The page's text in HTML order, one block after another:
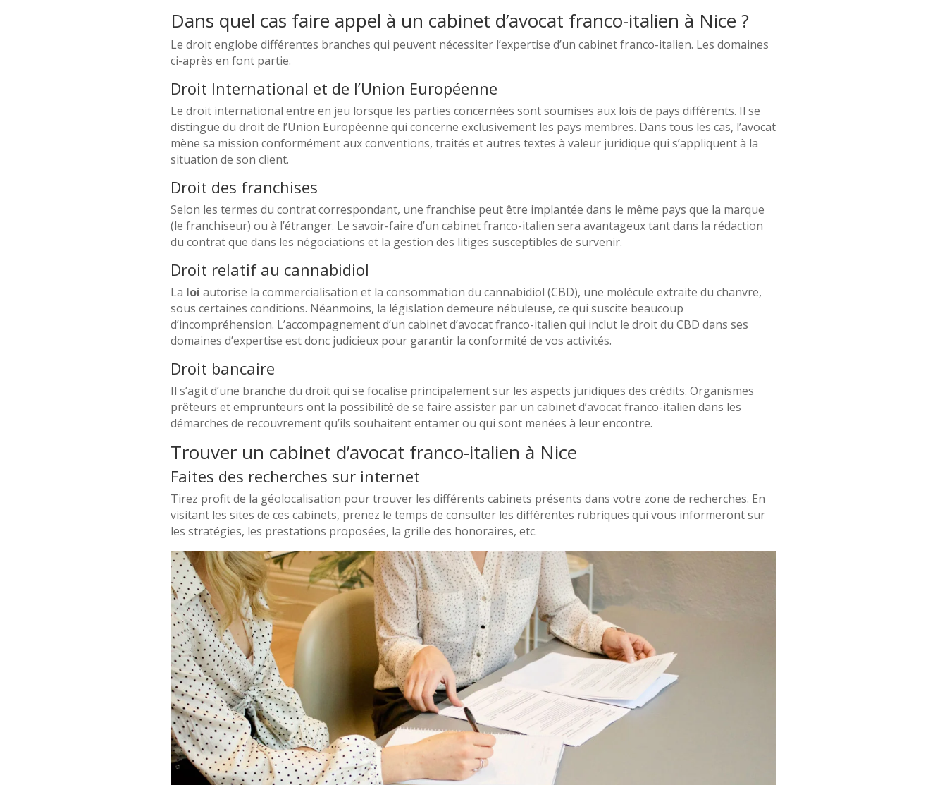
Dans quel cas faire appel à un cabinet d’avocat franco-italien à Nice ?
Le droit englobe différentes branches qui peuvent nécessiter l’expertise d’un cabinet franco-italien. Les domaines
ci-après en font partie.
Droit International et de l’Union Européenne
Le droit international entre en jeu lorsque les parties concernées sont soumises aux lois de pays différents. Il se
distingue du droit de l’Union Européenne qui concerne exclusivement les pays membres. Dans tous les cas, l’avocat
mène sa mission conformément aux conventions, traités et autres textes à valeur juridique qui s’appliquent à la
situation de son client.
Droit des franchises
Selon les termes du contrat correspondant, une franchise peut être implantée dans le même pays que la marque
(le franchiseur) ou à l’étranger. Le savoir-faire d’un cabinet franco-italien sera avantageux tant dans la rédaction
du contrat que dans les négociations et la gestion des litiges susceptibles de survenir.
Droit relatif au cannabidiol
La loi autorise la commercialisation et la consommation du cannabidiol (CBD), une molécule extraite du chanvre,
sous certaines conditions. Néanmoins, la législation demeure nébuleuse, ce qui suscite beaucoup
d’incompréhension. L’accompagnement d’un cabinet d’avocat franco-italien qui inclut le droit du CBD dans ses
domaines d’expertise est donc judicieux pour garantir la conformité de vos activités.
Droit bancaire
Il s’agit d’une branche du droit qui se focalise principalement sur les aspects juridiques des crédits. Organismes
prêteurs et emprunteurs ont la possibilité de se faire assister par un cabinet d’avocat franco-italien dans les
démarches de recouvrement qu’ils souhaitent entamer ou qui sont menées à leur encontre.
Trouver un cabinet d’avocat franco-italien à Nice
Faites des recherches sur internet
Tirez profit de la géolocalisation pour trouver les différents cabinets présents dans votre zone de recherches. En
visitant les sites de ces cabinets, prenez le temps de consulter les différentes rubriques qui vous informeront sur
les stratégies, les prestations proposées, la grille des honoraires, etc.